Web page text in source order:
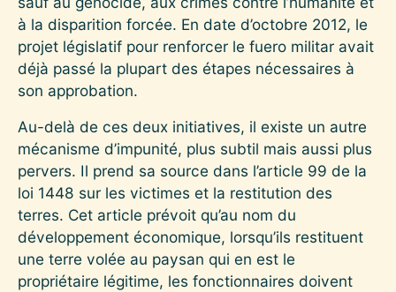
à la disparition forcée. En date d’octobre 2012, le
projet législatif pour renforcer le fuero militar avait
déjà passé la plupart des étapes nécessaires à
son approbation.
Au-delà de ces deux initiatives, il existe un autre
mécanisme d’impunité, plus subtil mais aussi plus
pervers. Il prend sa source dans l’article 99 de la
loi 1448 sur les victimes et la restitution des
terres. Cet article prévoit qu’au nom du
développement économique, lorsqu’ils restituent
une terre volée au paysan qui en est le
propriétaire légitime, les fonctionnaires doivent